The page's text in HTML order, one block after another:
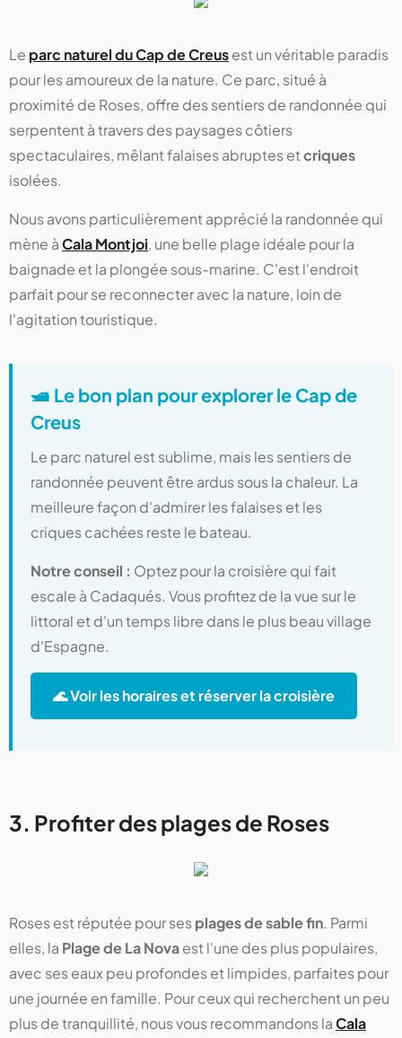
Le parc naturel du Cap de Creusest un véritable paradis
pour les amoureux de la nature. Ce parc, situé à
proximité de Roses, offre des sentiers de randonnée qui
serpentent à travers des paysages côtiers
spectaculaires, mêlant falaises abruptes etcriques
isolées.
Nous avons particulièrement apprécié la randonnée qui
mène àCala Montjoi, une belle plage idéale pour la
baignade et la plongée sous-marine. C'est l'endroit
parfait pour se reconnecter avec la nature, loin de
l'agitation touristique.
🛥️ Le bon plan pour explorer le Cap de
Creus
Le parc naturel est sublime, mais les sentiers de
randonnée peuvent être ardus sous la chaleur. La
meilleure façon d'admirer les falaises et les
criques cachées reste le bateau.
Notre conseil : Optez pour la croisière qui fait
escale à Cadaqués. Vous profitez de la vue sur le
littoral et d'un temps libre dans le plus beau village
d'Espagne.
🌊 Voir les horaires et réserver la croisière
3. Profiter des plages de Roses
Roses est réputée pour sesplages de sable fin. Parmi
elles, la Plage de La Novaest l'une des plus populaires,
avec ses eaux peu profondes et limpides, parfaites pour
une journée en famille. Pour ceux qui recherchent un peu
plus de tranquillité, nous vous recommandons laCala